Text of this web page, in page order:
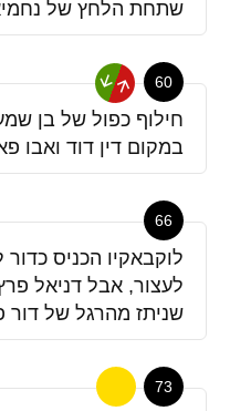
שתחת הלחץ של
60
חילוף כפול של בן
במקום דין דוד ואבו
66
לוקבאקיו הכניס
לעצור, אבל דניאל
שניתז מהרגל של דור
73